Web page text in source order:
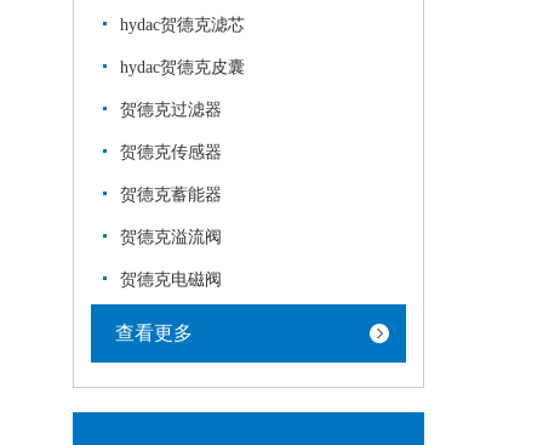
hydac贺德克滤芯
hydac贺德克皮囊
贺德克过滤器
贺德克传感器
贺德克蓄能器
贺德克溢流阀
贺德克电磁阀
查看更多